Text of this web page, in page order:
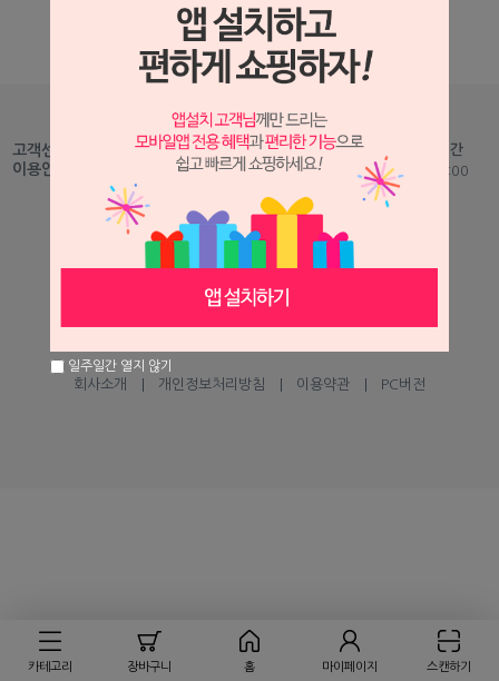
카테고리 장바구니 홈 마이페이지 스캔하기
상품 준비중 입니다.
고객센터
이용안내
1599-2875
Fax : 051-465-5459
help@seilglobal.co.kr
고객센터 운영시간
평일 09:00 - 18:00
1:1 문의하기 고객센터
㈜세일글로발
회사소개 개인정보처리방침 이용약관 PC버전
일주일간 열지 않기